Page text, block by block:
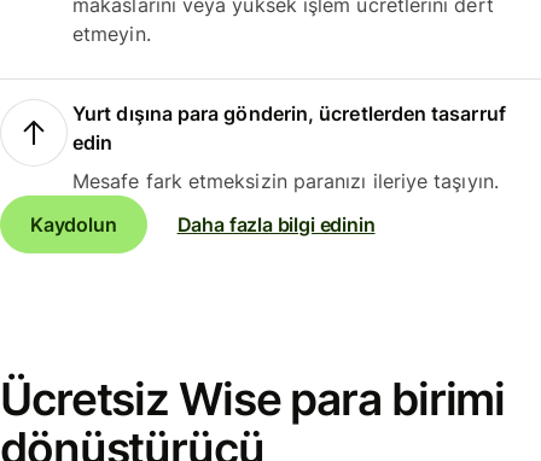
makaslarını veya yüksek işlem ücretlerini dert
etmeyin.
Yurt dışına para gönderin, ücretlerden tasarruf
edin
Mesafe fark etmeksizin paranızı ileriye taşıyın.
Kaydolun
Daha fazla bilgi edinin
Ücretsiz Wise para birimi
dönüştürücü